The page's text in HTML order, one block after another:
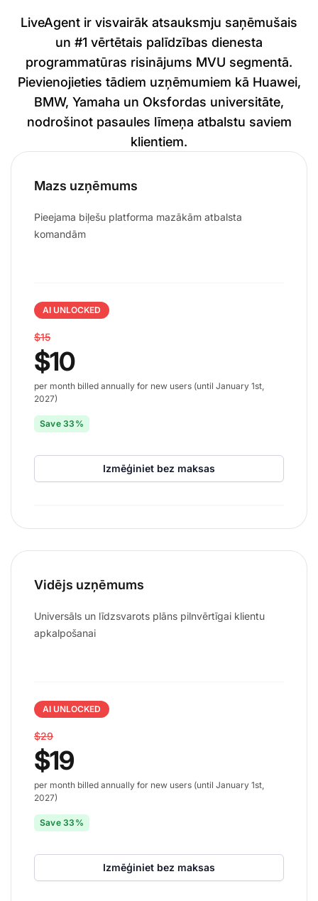
LiveAgent ir visvairāk atsauksmju saņēmušais
un #1 vērtētais palīdzības dienesta
programmatūras risinājums MVU segmentā.
Pievienojieties tādiem uzņēmumiem kā Huawei,
BMW, Yamaha un Oksfordas universitāte,
nodrošinot pasaules līmeņa atbalstu saviem
klientiem.
Mazs uzņēmums
Pieejama biļešu platforma mazākām atbalsta
komandām
AI UNLOCKED
$15
$10
per month billed annually for new users (until January 1st,
2027)
Save 33%
Izmēģiniet bez maksas
Vidējs uzņēmums
Universāls un līdzsvarots plāns pilnvērtīgai klientu
apkalpošanai
AI UNLOCKED
$29
$19
per month billed annually for new users (until January 1st,
2027)
Save 33%
Izmēģiniet bez maksas